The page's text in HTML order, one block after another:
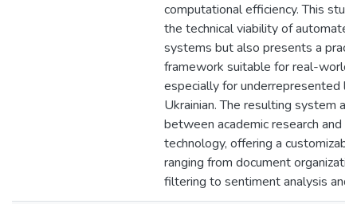
computational efficiency. This
the technical viability of
systems but also presents a
framework suitable for real-world
especially for underrepresented
Ukrainian. The resulting system
between academic research and
technology, offering a
ranging from document
filtering to sentiment analysis and